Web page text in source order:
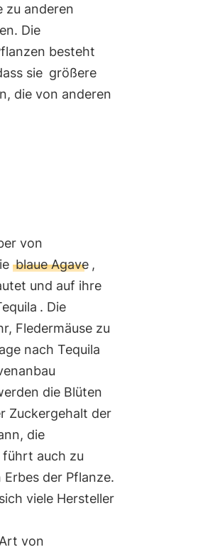
zu anderen
Die
besteht
sie größere
die von anderen
von
blaue Agave ,
und auf ihre
. Die
Fledermäuse zu
nach Tequila
die Blüten
Zuckergehalt der
die
führt auch zu
der Pflanze.
viele Hersteller
von